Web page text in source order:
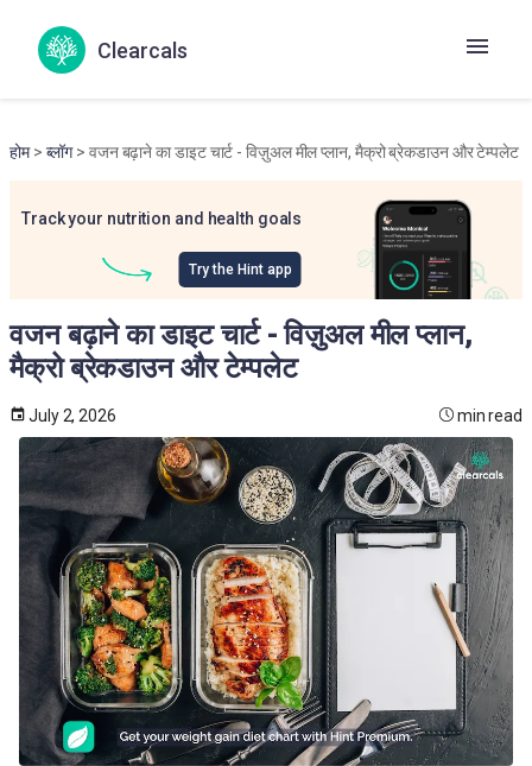
Clearcals
होम> ब्लॉग> वजन बढ़ाने का डाइट चार्ट - विज़ुअल मील प्लान, मैक्रो ब्रेकडाउन और टेम्पलेट
Track your nutrition and health goals
Try the Hint app
वजन बढ़ाने का डाइट चार्ट - विज़ुअल मील प्लान,
मैक्रो ब्रेकडाउन और टेम्पलेट
July 2, 2026 min read